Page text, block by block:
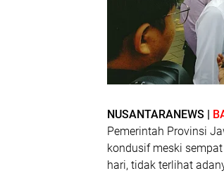
NUSANTARANEWS |
Pemerintah Provinsi
kondusif meski
hari, tidak terlihat